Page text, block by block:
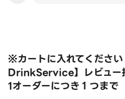
※カートに入れてくださ
DrinkService】レビュー
1オーダーにつき１つまで